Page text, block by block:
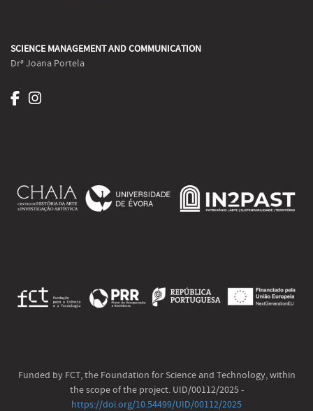
SCIENCE MANAGEMENT AND COMMUNICATION
Drª Joana Portela
Funded by FCT, the Foundation for Science and Technology, within
the scope of the project. UID/00112/2025 -
https://doi.org/10.54499/UID/00112/2025